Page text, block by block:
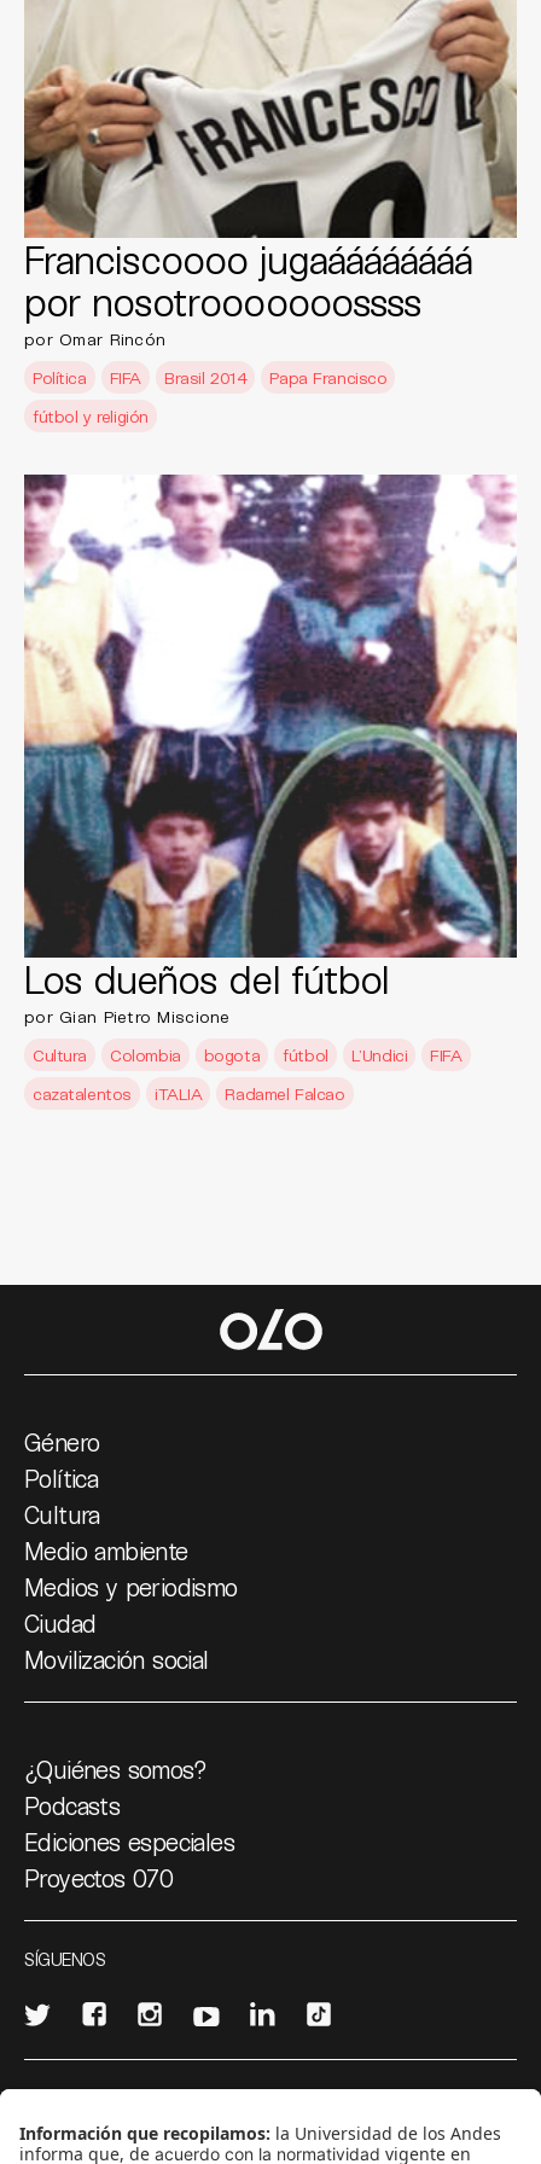
Franciscoooo jugaáááááááá
por nosotrooooooossss
por Omar Rincón
Política
FIFA Brasil 2014
Papa Francisco
fútbol y religión
Los dueños del fútbol
por Gian Pietro Miscione
Cultura
Colombia bogota fútbol L’Undici
FIFA
cazatalentos
iTALIA Radamel Falcao
Género
Política
Cultura
Medio ambiente
Medios y periodismo
Ciudad
Movilización social
¿Quiénes somos?
Podcasts
Ediciones especiales
Proyectos 070
SÍGUENOS